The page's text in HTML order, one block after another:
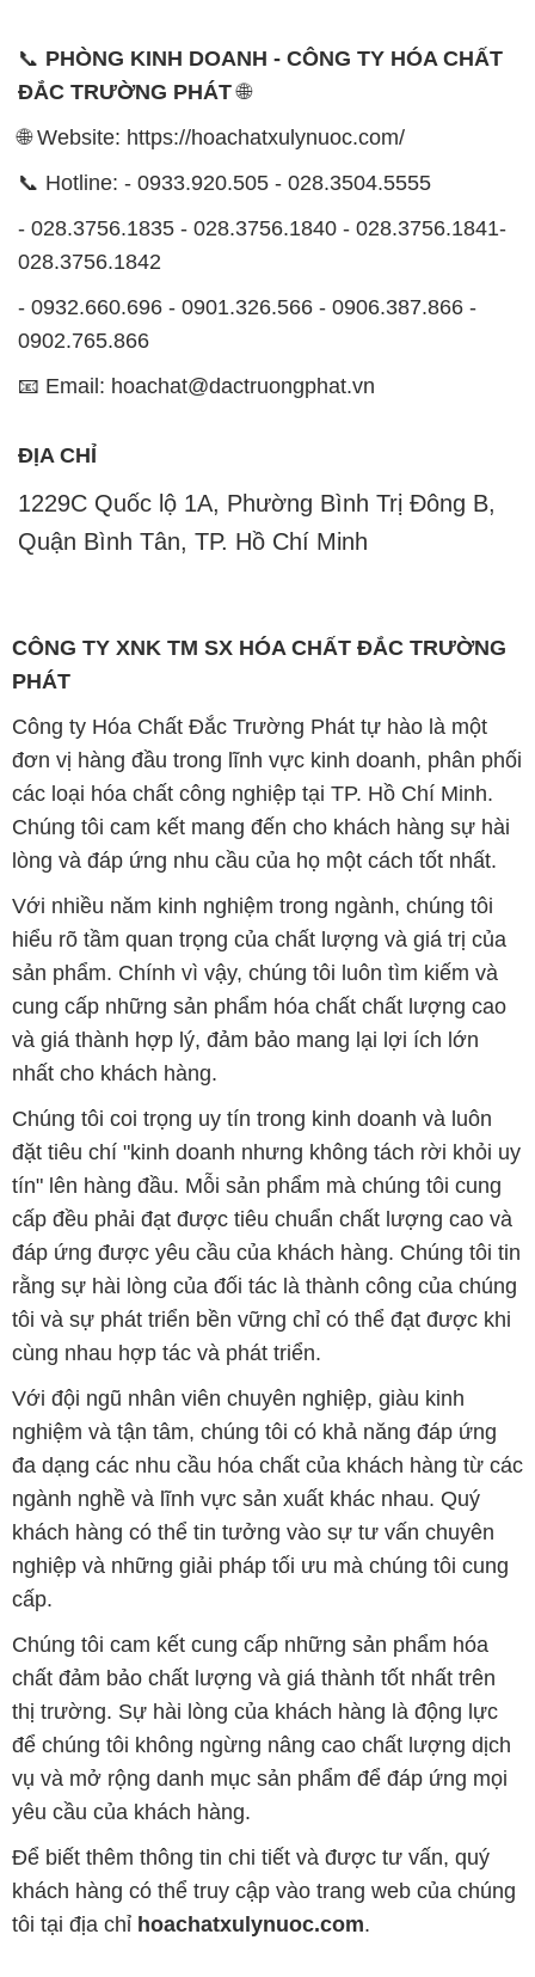
📞 PHÒNG KINH DOANH - CÔNG TY HÓA CHẤT
ĐẮC TRƯỜNG PHÁT🌐
🌐 Website: https://hoachatxulynuoc.com/
📞 Hotline: - 0933.920.505 - 028.3504.5555
- 028.3756.1835 - 028.3756.1840 - 028.3756.1841-
028.3756.1842
- 0932.660.696 - 0901.326.566 - 0906.387.866 -
0902.765.866
📧 Email: hoachat@dactruongphat.vn
ĐỊA CHỈ
1229C Quốc lộ 1A, Phường Bình Trị Đông B,
Quận Bình Tân, TP. Hồ Chí Minh
CÔNG TY XNK TM SX HÓA CHẤT ĐẮC TRƯỜNG
PHÁT
Công ty Hóa Chất Đắc Trường Phát tự hào là một
đơn vị hàng đầu trong lĩnh vực kinh doanh, phân phối
các loại hóa chất công nghiệp tại TP. Hồ Chí Minh.
Chúng tôi cam kết mang đến cho khách hàng sự hài
lòng và đáp ứng nhu cầu của họ một cách tốt nhất.
Với nhiều năm kinh nghiệm trong ngành, chúng tôi
hiểu rõ tầm quan trọng của chất lượng và giá trị của
sản phẩm. Chính vì vậy, chúng tôi luôn tìm kiếm và
cung cấp những sản phẩm hóa chất chất lượng cao
và giá thành hợp lý, đảm bảo mang lại lợi ích lớn
nhất cho khách hàng.
Chúng tôi coi trọng uy tín trong kinh doanh và luôn
đặt tiêu chí "kinh doanh nhưng không tách rời khỏi uy
tín" lên hàng đầu. Mỗi sản phẩm mà chúng tôi cung
cấp đều phải đạt được tiêu chuẩn chất lượng cao và
đáp ứng được yêu cầu của khách hàng. Chúng tôi tin
rằng sự hài lòng của đối tác là thành công của chúng
tôi và sự phát triển bền vững chỉ có thể đạt được khi
cùng nhau hợp tác và phát triển.
Với đội ngũ nhân viên chuyên nghiệp, giàu kinh
nghiệm và tận tâm, chúng tôi có khả năng đáp ứng
đa dạng các nhu cầu hóa chất của khách hàng từ các
ngành nghề và lĩnh vực sản xuất khác nhau. Quý
khách hàng có thể tin tưởng vào sự tư vấn chuyên
nghiệp và những giải pháp tối ưu mà chúng tôi cung
cấp.
Chúng tôi cam kết cung cấp những sản phẩm hóa
chất đảm bảo chất lượng và giá thành tốt nhất trên
thị trường. Sự hài lòng của khách hàng là động lực
để chúng tôi không ngừng nâng cao chất lượng dịch
vụ và mở rộng danh mục sản phẩm để đáp ứng mọi
yêu cầu của khách hàng.
Để biết thêm thông tin chi tiết và được tư vấn, quý
khách hàng có thể truy cập vào trang web của chúng
tôi tại địa chỉ hoachatxulynuoc.com.